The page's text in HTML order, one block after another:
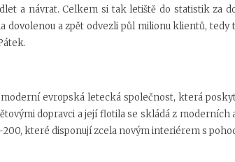
a návrat. Celkem si tak letiště do statistik za
dovolenou a zpět odvezli půl milionu klientů,
evropská letecká společnost, která
dopravci a její flotila se skládá z moderních
200, které disponují zcela novým interiérem s